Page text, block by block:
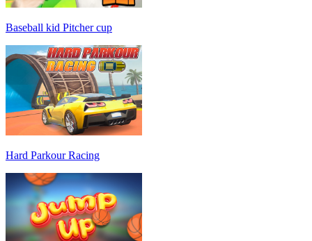
Baseball kid Pitcher cup
Hard Parkour Racing